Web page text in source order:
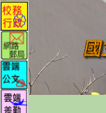
跳
轉
至
主
要
內
容